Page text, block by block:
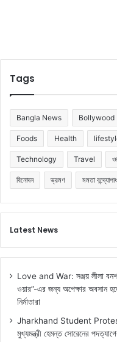
Tags
Bangla News Bollywood
Foods Health
Technology Travel
বিনোদন ভ্রমণ মমতা
Latest News
Love and War: সঞ্জয় লীলা
ওয়ার”-এর জন্য অপেক্ষার অবসান
নির্মাতারা
Jharkhand Student
মুখ্যমন্ত্রী হেমন্ত সোরেনের